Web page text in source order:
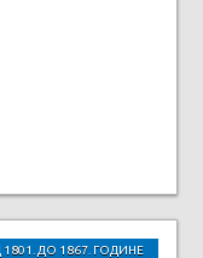
ДО 1867. ГОДИНЕ